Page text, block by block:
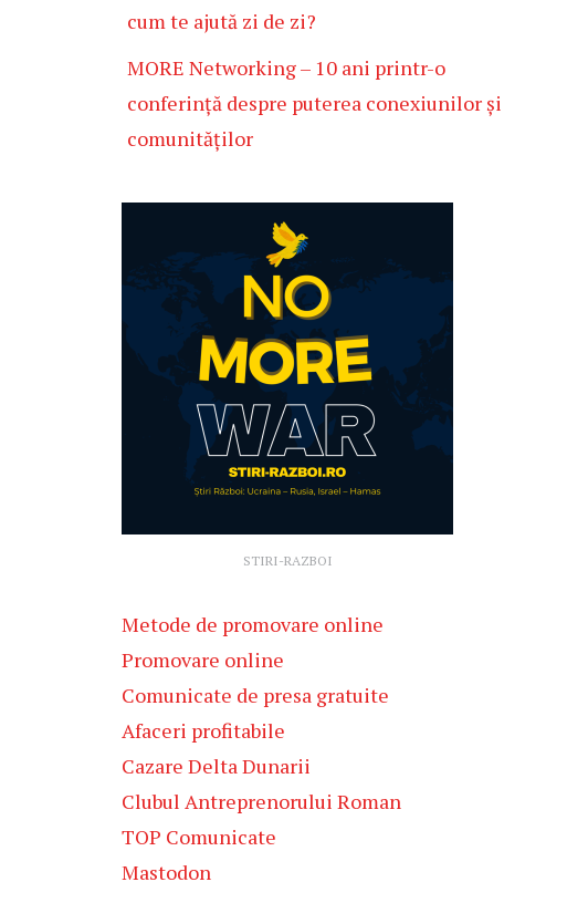
cum te ajută zi de zi?
MORE Networking – 10 ani printr-o
conferință despre puterea conexiunilor și
comunităților
STIRI-RAZBOI
Metode de promovare online
Promovare online
Comunicate de presa gratuite
Afaceri profitabile
Cazare Delta Dunarii
Clubul Antreprenorului Roman
TOP Comunicate
Mastodon